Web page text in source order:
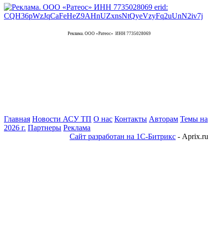
Реклама. ООО «Ратеос» ИНН 7735028069
Главная Новости АСУ ТП О нас Контакты Авторам Темы на
2026 г. Партнеры Реклама
Сайт разработан на 1С-Битрикс - Aprix.ru